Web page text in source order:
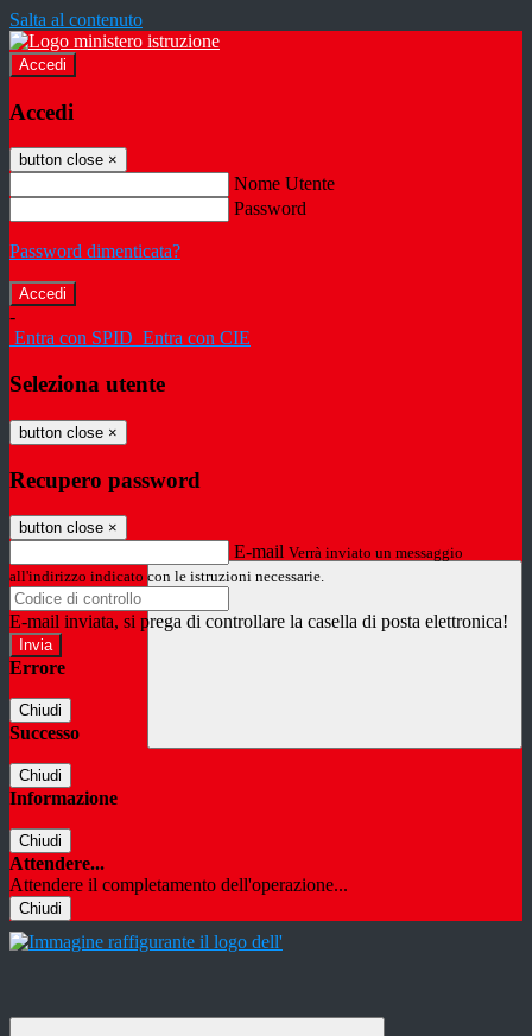
Salta al contenuto
Accedi
Accedi
button close ×
Nome Utente
Password
Password dimenticata?
-
Entra con SPID Entra con CIE
Seleziona utente
button close ×
Recupero password
button close ×
E-mail Verrà inviato un messaggio
all'indirizzo indicato con le istruzioni necessarie.
E-mail inviata, si prega di controllare la casella di posta elettronica!
Errore
Chiudi
Successo
Chiudi
Informazione
Chiudi
Attendere...
Attendere il completamento dell'operazione...
Chiudi